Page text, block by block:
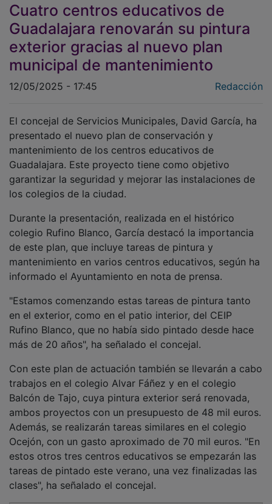
Cuatro centros educativos de
Guadalajara renovarán su pintura
exterior gracias al nuevo plan
municipal de mantenimiento
12/05/2025 - 17:45 Redacción
El concejal de Servicios Municipales, David García, ha
presentado el nuevo plan de conservación y
mantenimiento de los centros educativos de
Guadalajara. Este proyecto tiene como objetivo
garantizar la seguridad y mejorar las instalaciones de
los colegios de la ciudad.
Durante la presentación, realizada en el histórico
colegio Rufino Blanco, García destacó la importancia
de este plan, que incluye tareas de pintura y
mantenimiento en varios centros educativos, según ha
informado el Ayuntamiento en nota de prensa.
"Estamos comenzando estas tareas de pintura tanto
en el exterior, como en el patio interior, del CEIP
Rufino Blanco, que no había sido pintado desde hace
más de 20 años", ha señalado el concejal.
Con este plan de actuación también se llevarán a cabo
trabajos en el colegio Alvar Fáñez y en el colegio
Balcón de Tajo, cuya pintura exterior será renovada,
ambos proyectos con un presupuesto de 48 mil euros.
Además, se realizarán tareas similares en el colegio
Ocejón, con un gasto aproximado de 70 mil euros. "En
estos otros tres centros educativos se empezarán las
tareas de pintado este verano, una vez finalizadas las
clases", ha señalado el concejal.